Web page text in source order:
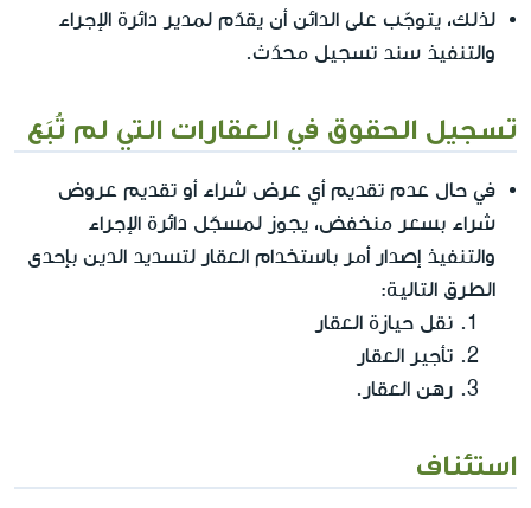
لذلك، يتوجّب على الدائن أن يقدّم لمدير دائرة الإجراء
والتنفيذ سند تسجيل محدّث.
تسجيل الحقوق في العقارات التي لم تُبَع
في حال عدم تقديم أي عرض شراء أو تقديم عروض
شراء بسعر منخفض، يجوز لمسجّل دائرة الإجراء
والتنفيذ إصدار أمر باستخدام العقار لتسديد الدين بإحدى
الطرق التالية:
نقل حيازة العقار
تأجير العقار
رهن العقار.
استئناف